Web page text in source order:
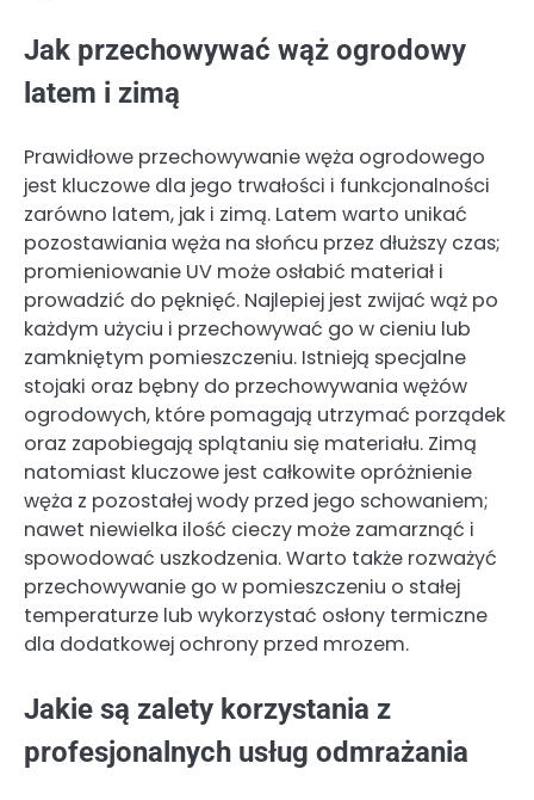
Jak przechowywać wąż ogrodowy
latem i zimą
Prawidłowe przechowywanie węża ogrodowego
jest kluczowe dla jego trwałości i funkcjonalności
zarówno latem, jak i zimą. Latem warto unikać
pozostawiania węża na słońcu przez dłuższy czas;
promieniowanie UV może osłabić materiał i
prowadzić do pęknięć. Najlepiej jest zwijać wąż po
każdym użyciu i przechowywać go w cieniu lub
zamkniętym pomieszczeniu. Istnieją specjalne
stojaki oraz bębny do przechowywania wężów
ogrodowych, które pomagają utrzymać porządek
oraz zapobiegają splątaniu się materiału. Zimą
natomiast kluczowe jest całkowite opróżnienie
węża z pozostałej wody przed jego schowaniem;
nawet niewielka ilość cieczy może zamarznąć i
spowodować uszkodzenia. Warto także rozważyć
przechowywanie go w pomieszczeniu o stałej
temperaturze lub wykorzystać osłony termiczne
dla dodatkowej ochrony przed mrozem.
Jakie są zalety korzystania z
profesjonalnych usług odmrażania